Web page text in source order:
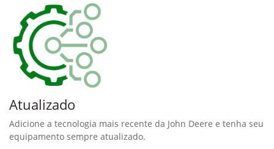
Atualizado
Adicione a tecnologia mais recente da John Deere e tenha seu
equipamento sempre atualizado.